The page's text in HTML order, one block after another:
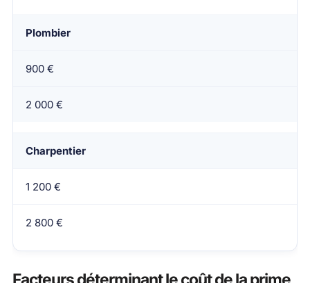
Plombier
900 €
2 000 €
Charpentier
1 200 €
2 800 €